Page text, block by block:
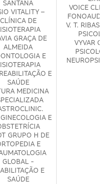
SANTANA
VITALITY –
CLÍNICA DE
GRAÇA DE
ALMEIDA
E
E
SAÚDE
MEDICINA
E
GRUPO H DE
E
GLOBAL -
E
SAÚDE
VOICE
V. T. RIBAS
VYVAR